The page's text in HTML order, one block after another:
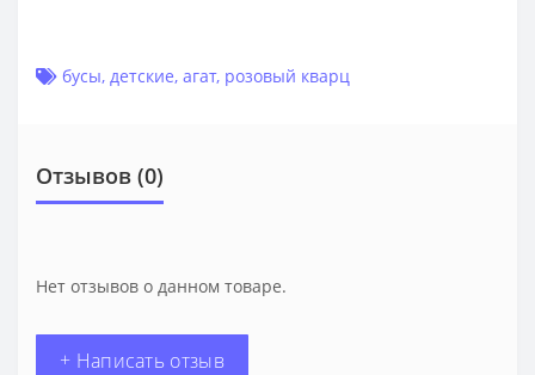
бусы, детские, агат, розовый кварц
Отзывов (0)
Нет отзывов о данном товаре.
+ Написать отзыв